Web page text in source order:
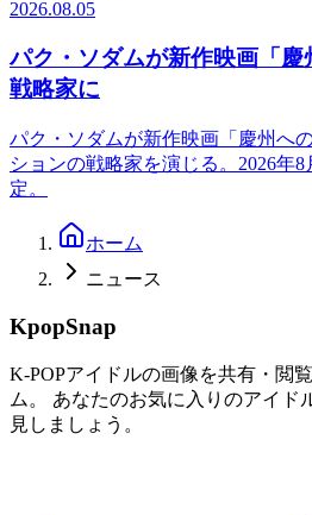
2026.08.05
パク・ソダムが新作映画「
戦略家に
パク・ソダムが新作映画「慶州へ
ションの戦略家を演じる。2026年
定。
ホーム
ニュース
KpopSnap
K-POPアイドルの画像を共有・閲
ム。 あなたのお気に入りのアイド
見しましょう。